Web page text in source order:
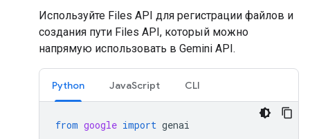
Используйте Files API для регистрации файлов и
создания пути Files API, который можно
напрямую использовать в Gemini API.
Python JavaScript CLI
from google import genai